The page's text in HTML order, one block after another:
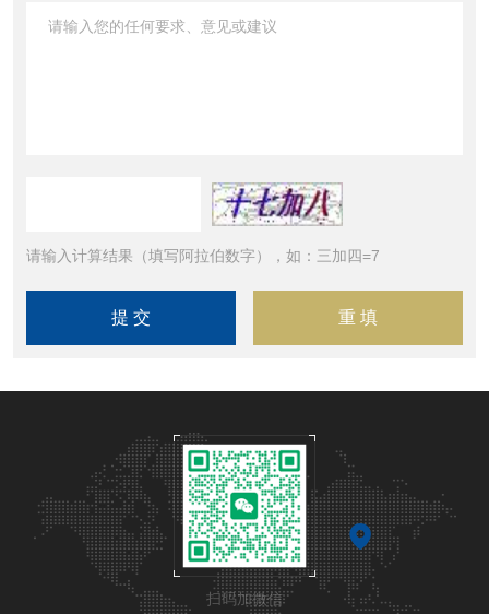
请输入计算结果（填写阿拉伯数字），如：三加四=7
扫码加微信